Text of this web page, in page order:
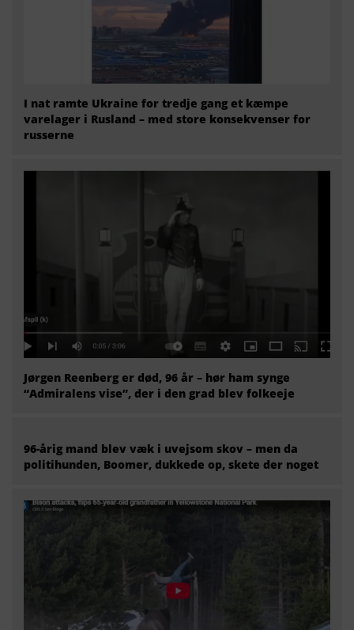
I nat ramte Ukraine for tredje gang et kæmpe
varelager i Rusland – med store konsekvenser for
russerne
Jørgen Reenberg er død, 96 år – hør ham synge
“Admiralens vise”, der i den grad blev folkeeje
96-årig mand blev væk i uvejsom skov – men da
politihunden, Boomer, dukkede op, skete der noget